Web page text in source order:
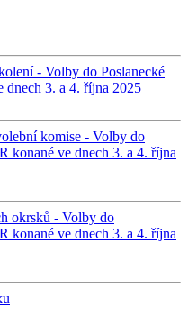
- Volby do Poslanecké
dnech 3. a 4. října 2025
komise - Volby do
konané ve dnech 3. a 4. října
okrsků - Volby do
konané ve dnech 3. a 4. října